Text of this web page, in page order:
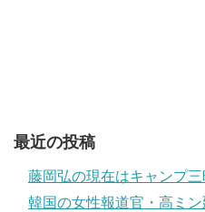
最近の投稿
藤岡弘の現在はキャンプ
韓国の女性報道官・高ミ